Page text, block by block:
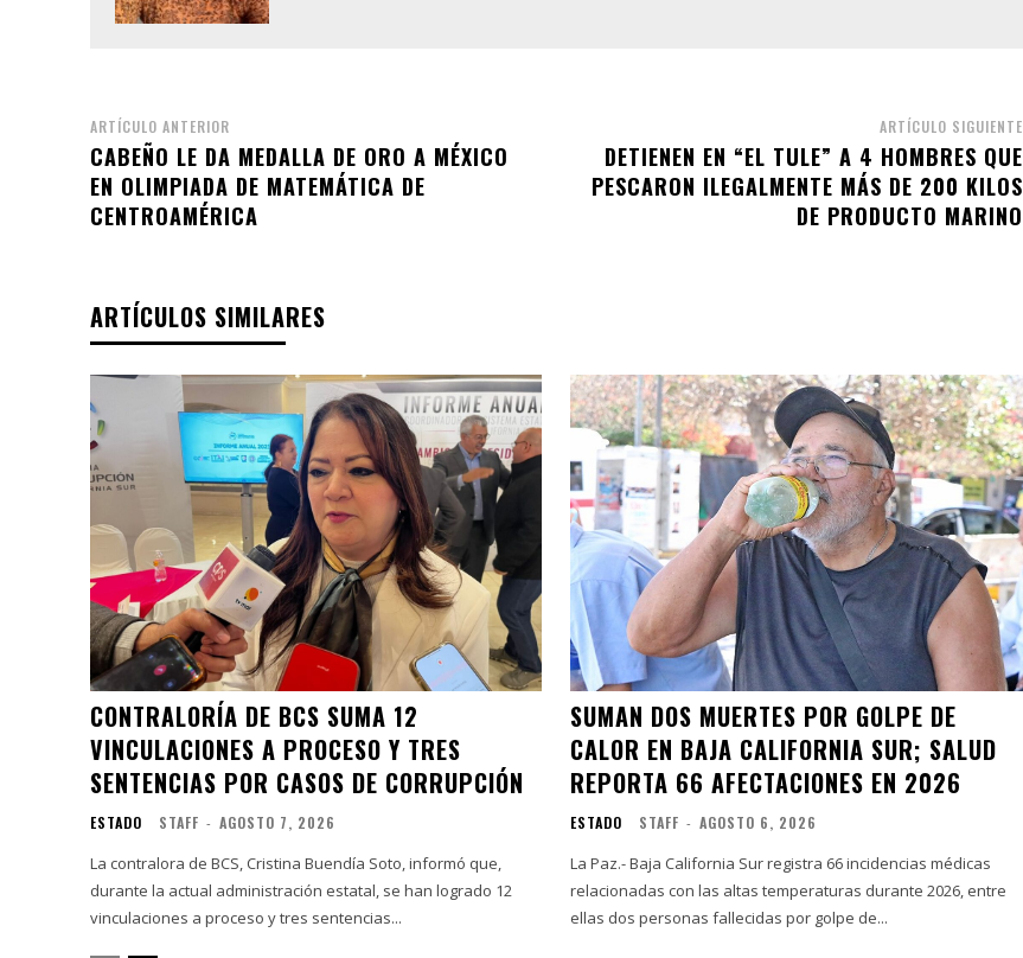
ARTÍCULO ANTERIOR
CABEÑO LE DA MEDALLA DE ORO A MÉXICO
EN OLIMPIADA DE MATEMÁTICA DE
CENTROAMÉRICA
ARTÍCULO SIGUIENTE
DETIENEN EN “EL TULE” A 4 HOMBRES QUE
PESCARON ILEGALMENTE MÁS DE 200 KILOS
DE PRODUCTO MARINO
ARTÍCULOS SIMILARES
CONTRALORÍA DE BCS SUMA 12
VINCULACIONES A PROCESO Y TRES
SENTENCIAS POR CASOS DE CORRUPCIÓN
ESTADO STAFF - AGOSTO 7, 2026
La contralora de BCS, Cristina Buendía Soto, informó que,
durante la actual administración estatal, se han logrado 12
vinculaciones a proceso y tres sentencias...
SUMAN DOS MUERTES POR GOLPE DE
CALOR EN BAJA CALIFORNIA SUR; SALUD
REPORTA 66 AFECTACIONES EN 2026
ESTADO STAFF - AGOSTO 6, 2026
La Paz.- Baja California Sur registra 66 incidencias médicas
relacionadas con las altas temperaturas durante 2026, entre
ellas dos personas fallecidas por golpe de...